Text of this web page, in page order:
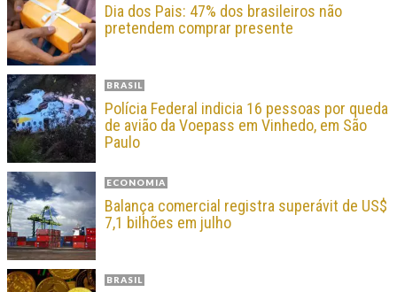
Dia dos Pais: 47% dos brasileiros não
pretendem comprar presente
BRASIL
Polícia Federal indicia 16 pessoas por queda
de avião da Voepass em Vinhedo, em São
Paulo
ECONOMIA
Balança comercial registra superávit de US$
7,1 bilhões em julho
BRASIL